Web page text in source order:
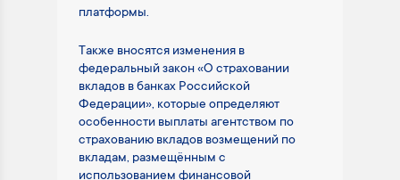
платформы.
Также вносятся изменения в
федеральный закон «О страховании
вкладов в банках Российской
Федерации», которые определяют
особенности выплаты агентством по
страхованию вкладов возмещений по
вкладам, размещённым с
использованием финансовой